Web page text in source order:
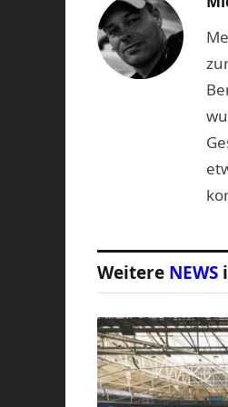
Weitere NEWS